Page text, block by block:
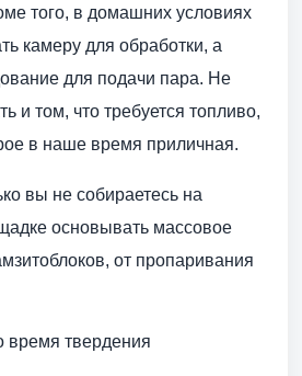
того, в домашних условиях
камеру для обработки, а
для подачи пара. Не
и том, что требуется топливо,
в наше время приличная.
вы не собираетесь на
основывать массовое
от пропаривания
время твердения